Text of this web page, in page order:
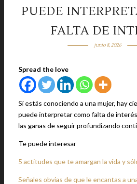
PUEDE
FALTA DE
junio 8, 2026
Spread the love
Si estás conociendo a una mujer, hay
puede interpretar como falta de interés
las ganas de seguir profundizando
Te puede interesar
5 actitudes que te amargan la vida y
Señales obvias de que le encantas a